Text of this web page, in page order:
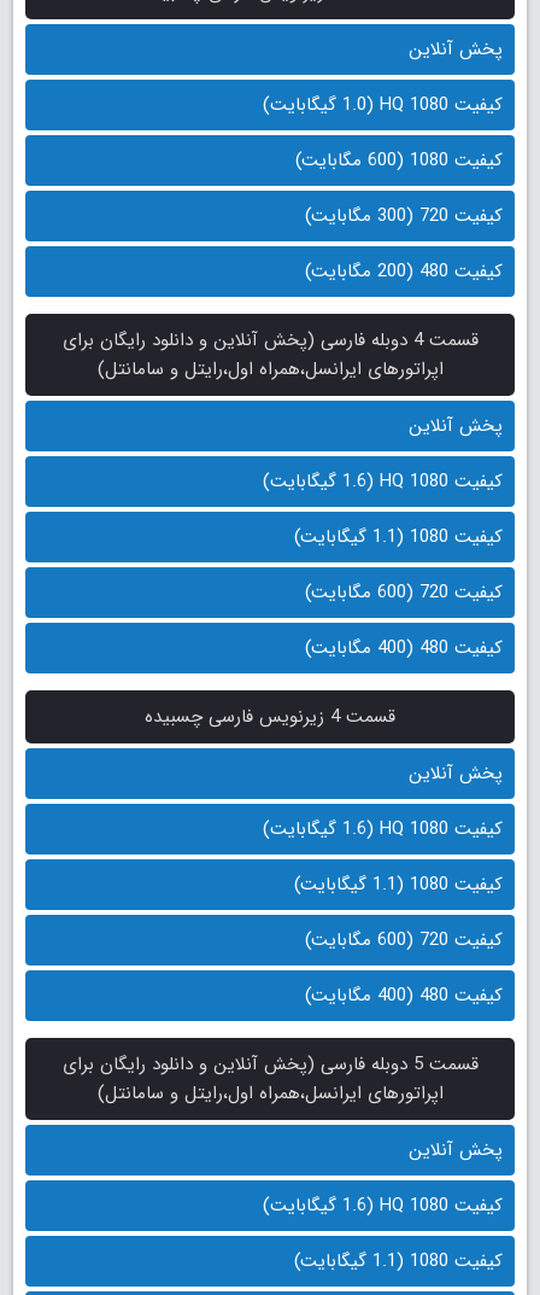
پخش آنلاین
کیفیت 1080 HQ (1.0 گیگابایت)
کیفیت 1080 (600 مگابایت)
کیفیت 720 (300 مگابایت)
کیفیت 480 (200 مگابایت)
قسمت 4 دوبله فارسی (پخش آنلاین و دانلود رایگان برای
اپراتورهای ایرانسل،همراه اول،رایتل و سامانتل)
پخش آنلاین
کیفیت 1080 HQ (1.6 گیگابایت)
کیفیت 1080 (1.1 گیگابایت)
کیفیت 720 (600 مگابایت)
کیفیت 480 (400 مگابایت)
قسمت 4 زیرنویس فارسی چسبیده
پخش آنلاین
کیفیت 1080 HQ (1.6 گیگابایت)
کیفیت 1080 (1.1 گیگابایت)
کیفیت 720 (600 مگابایت)
کیفیت 480 (400 مگابایت)
قسمت 5 دوبله فارسی (پخش آنلاین و دانلود رایگان برای
اپراتورهای ایرانسل،همراه اول،رایتل و سامانتل)
پخش آنلاین
کیفیت 1080 HQ (1.6 گیگابایت)
کیفیت 1080 (1.1 گیگابایت)